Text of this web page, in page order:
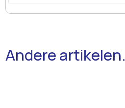
Andere artikelen.